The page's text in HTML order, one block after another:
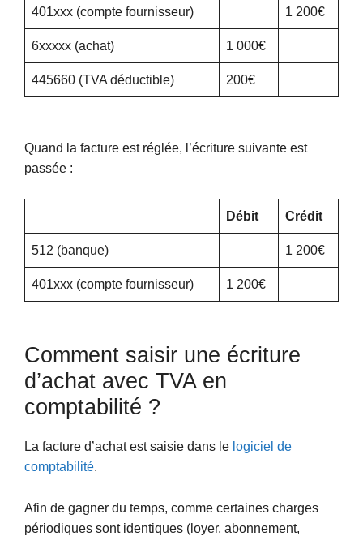
401xxx (compte fournisseur) 1 200€
6xxxxx (achat) 1 000€
445660 (TVA déductible) 200€
Quand la facture est réglée, l’écriture suivante est
passée :
Débit Crédit
512 (banque) 1 200€
401xxx (compte fournisseur) 1 200€
Comment saisir une écriture
d’achat avec TVA en
comptabilité ?
La facture d’achat est saisie dans le logiciel de
comptabilité.
Afin de gagner du temps, comme certaines charges
périodiques sont identiques (loyer, abonnement,